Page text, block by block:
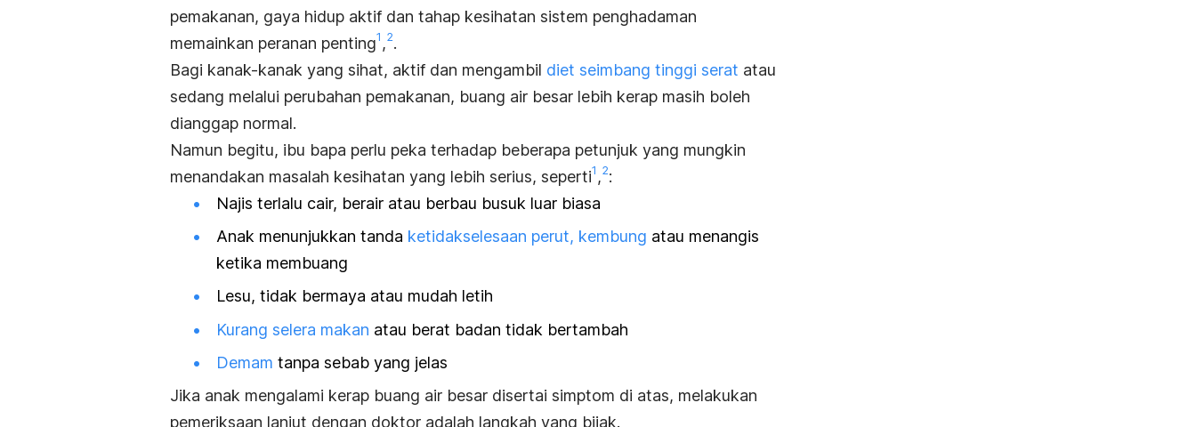
pemakanan, gaya hidup aktif dan tahap kesihatan sistem penghadaman
memainkan peranan penting1 ,2.
Bagi kanak-kanak yang sihat, aktif dan mengambil diet seimbang tinggi serat atau
sedang melalui perubahan pemakanan, buang air besar lebih kerap masih boleh
dianggap normal.
Namun begitu, ibu bapa perlu peka terhadap beberapa petunjuk yang mungkin
menandakan masalah kesihatan yang lebih serius, seperti1 ,2:
Najis terlalu cair, berair atau berbau busuk luar biasa
Anak menunjukkan tanda ketidakselesaan perut, kembung atau menangis
ketika membuang
Lesu, tidak bermaya atau mudah letih
Kurang selera makan atau berat badan tidak bertambah
Demam tanpa sebab yang jelas
Jika anak mengalami kerap buang air besar disertai simptom di atas, melakukan
pemeriksaan lanjut dengan doktor adalah langkah yang bijak.